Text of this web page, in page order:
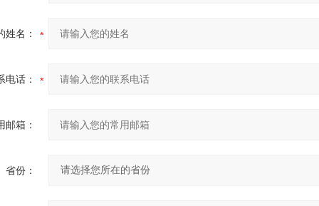
姓名：
电话：
邮箱：
省份：